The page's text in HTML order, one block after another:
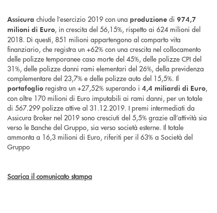
Assicura chiude l’esercizio 2019 con una produzione di 974,7
milioni di Euro, in crescita del 56,15%, rispetto ai 624 milioni del
2018. Di questi, 851 milioni appartengono al comparto vita
finanziario, che registra un +62% con una crescita nel collocamento
delle polizze temporanee caso morte del 45%, delle polizze CPI del
31%, delle polizze danni rami elementari del 26%, della previdenza
complementare del 23,7% e delle polizze auto del 15,5%. Il
portafoglio registra un +27,52% superando i 4,4 miliardi di Euro,
con oltre 170 milioni di Euro imputabili ai rami danni, per un totale
di 567.299 polizze attive al 31.12.2019. I premi intermediati da
Assicura Broker nel 2019 sono cresciuti del 5,5% grazie all’attività sia
verso le Banche del Gruppo, sia verso società esterne. Il totale
ammonta a 16,3 milioni di Euro, riferiti per il 63% a Società del
Gruppo
Scarica il comunicato stampa